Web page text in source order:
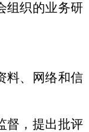
组织的业务研
料、网络和信
督，提出批评